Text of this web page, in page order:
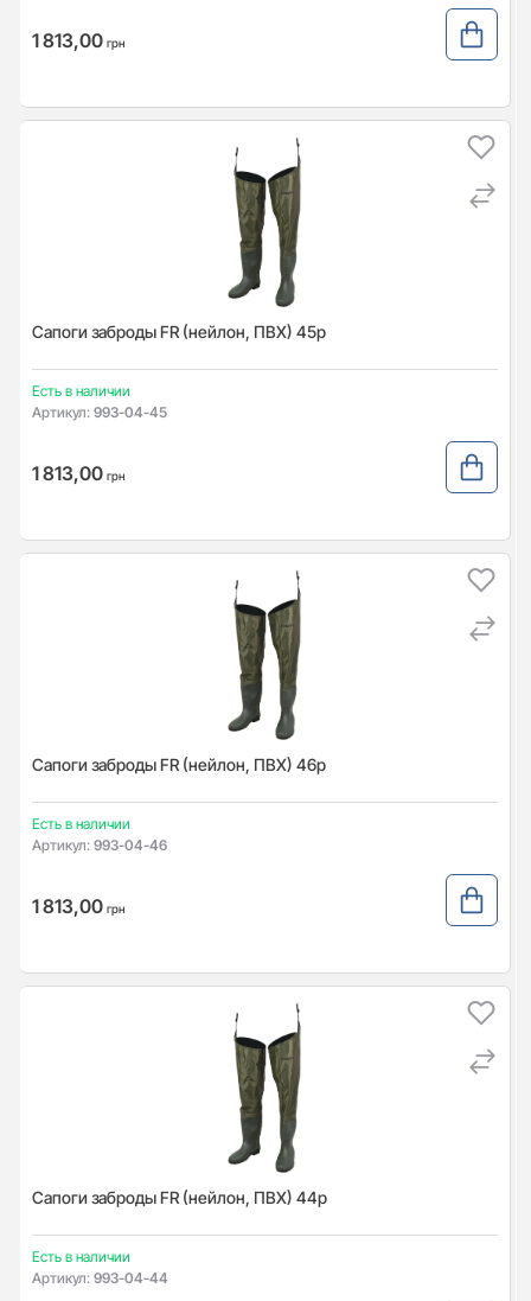
1 813,00 грн
Сапоги заброды FR (нейлон, ПВХ) 45р
Есть в наличии
Артикул: 993-04-45
1 813,00 грн
Сапоги заброды FR (нейлон, ПВХ) 46р
Есть в наличии
Артикул: 993-04-46
1 813,00 грн
Сапоги заброды FR (нейлон, ПВХ) 44р
Есть в наличии
Артикул: 993-04-44